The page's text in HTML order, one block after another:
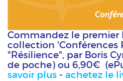
Commandez le premier
collection 'Conférences
"Résilience", par Boris
de poche) ou 6,90€
savoir plus - achetez le